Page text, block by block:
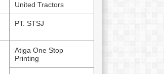
United Tractors
PT. STSJ
Atiga One Stop
Printing